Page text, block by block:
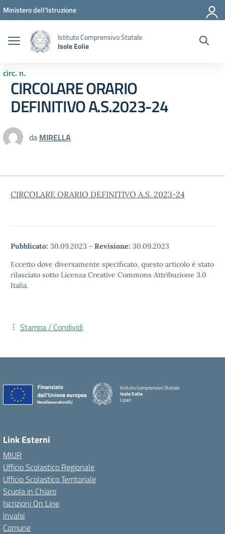
Vai ai contenuti
Vai al menu di navigazione
Vai al footer
Ministero dell'Istruzione
Istituto Comprensivo Statale
Isole Eolie
circ. n.
CIRCOLARE ORARIO
DEFINITIVO A.S.2023-24
da MIRELLA
CIRCOLARE ORARIO DEFINITIVO A.S. 2023-24
Pubblicato: 30.09.2023 - Revisione: 30.09.2023
Eccetto dove diversamente specificato, questo articolo è stato
rilasciato sotto Licenza Creative Commons Attribuzione 3.0
Italia.
Stampa / Condividi
Istituto Comprensivo Statale
Isole Eolie
Lipari
Link Esterni
MIUR
Ufficio Scolastico Regionale
Ufficio Scolastico Territoriale
Scuola in Chiaro
Iscrizioni On Line
Invalsi
Comune